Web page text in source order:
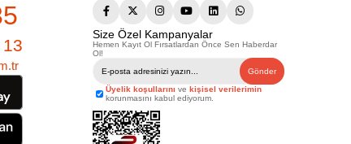
Size Özel Kampanyalar
Hemen Kayıt Ol Fırsatlardan Önce Sen Haberdar
Ol!
Gönder
Üyelik koşullarını ve kişisel verilerimin
korunmasını kabul ediyorum.